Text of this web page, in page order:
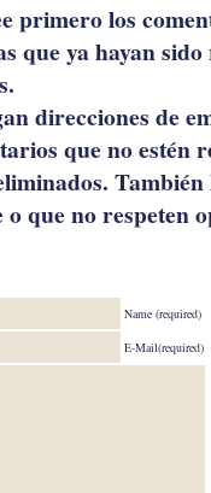
primero los
que ya hayan
direcciones de
que no estén
que no respeten
Name (required)
E-Mail(required)